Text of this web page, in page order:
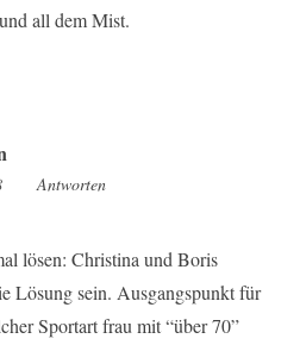
all dem Mist.
14:03
Antworten
lösen: Christina und Boris
Lösung sein. Ausgangspunkt für
Sportart frau mit “über 70”